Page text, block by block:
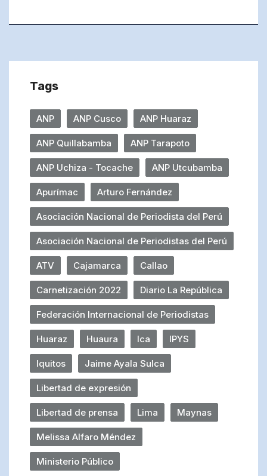
Tags
ANP ANP Cusco ANP Huaraz
ANP Quillabamba ANP Tarapoto
ANP Uchiza - Tocache ANP Utcubamba
Apurímac Arturo Fernández
Asociación Nacional de Periodista del Perú
Asociación Nacional de Periodistas del Perú
ATV Cajamarca Callao
Carnetización 2022 Diario La República
Federación Internacional de Periodistas
Huaraz Huaura Ica IPYS
Iquitos Jaime Ayala Sulca
Libertad de expresión
Libertad de prensa Lima Maynas
Melissa Alfaro Méndez
Ministerio Público